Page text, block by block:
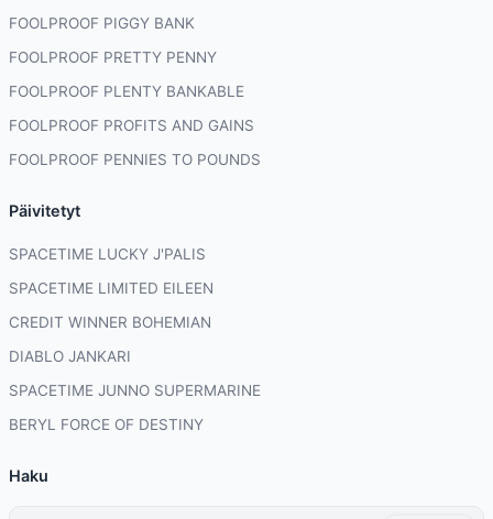
FOOLPROOF PIGGY BANK
FOOLPROOF PRETTY PENNY
FOOLPROOF PLENTY BANKABLE
FOOLPROOF PROFITS AND GAINS
FOOLPROOF PENNIES TO POUNDS
Päivitetyt
SPACETIME LUCKY J'PALIS
SPACETIME LIMITED EILEEN
CREDIT WINNER BOHEMIAN
DIABLO JANKARI
SPACETIME JUNNO SUPERMARINE
BERYL FORCE OF DESTINY
Haku